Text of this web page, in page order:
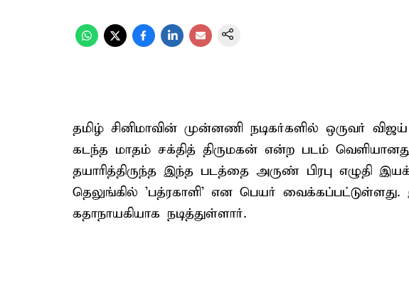
தமிழ் சினிமாவின் முன்னணி நடிகர்களில் ஒருவர்
கடந்த மாதம் சக்தித் திருமகன் என்ற படம்
தயாரித்திருந்த இந்த படத்தை அருண் பிரபு எழுதி
தெலுங்கில் 'பத்ரகாளி' என பெயர் வைக்கப்பட்டுள்ளது.
கதாநாயகியாக நடித்துள்ளார்.